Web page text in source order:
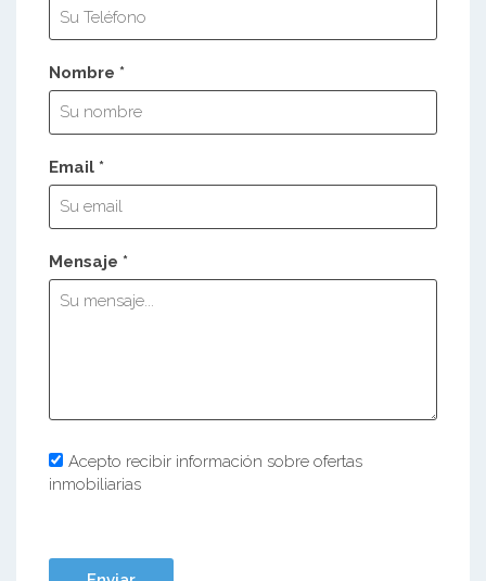
Nombre *
Email *
Mensaje *
Acepto recibir información sobre ofertas
inmobiliarias